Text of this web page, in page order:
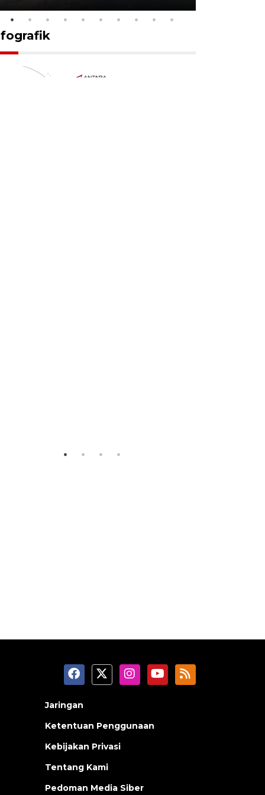
Jaringan
Ketentuan Penggunaan
Kebijakan Privasi
Tentang Kami
Pedoman Media Siber